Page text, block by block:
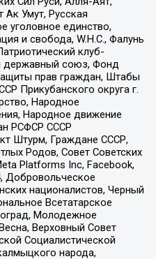
Ак Умут, Русская
уголовное единство,
и свобода, W.H.С., Фалунь
клуб-
державный союз, Фонд
прав граждан, Штабы
Прикубанского округа г.
Народное
Народное движение
РСФСР СССР
Штурм, Граждане СССР,
Родов, Совет Советских
Platforms Inc, Facebook,
Добровольческое
националистов, Черный
Всетатарское
Молодежное
Верховный Совет
Социалистической
народа,